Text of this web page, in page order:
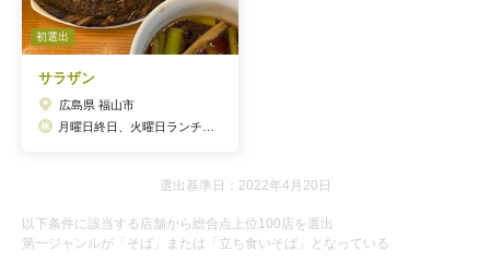
初選出
サラザン
広島県 福山市
選出基準日：2022年4月20日
以下条件に該当する店舗から総合点上位100店を選出
第一ジャンルが「そば」または「立ち食いそば」となっている